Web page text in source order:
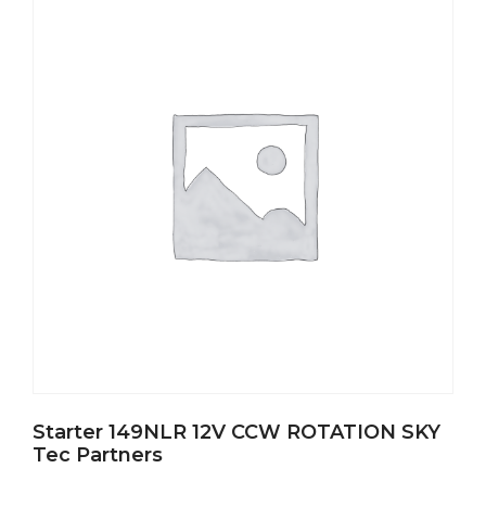
Starter 149NLR 12V CCW ROTATION SKY
Tec Partners